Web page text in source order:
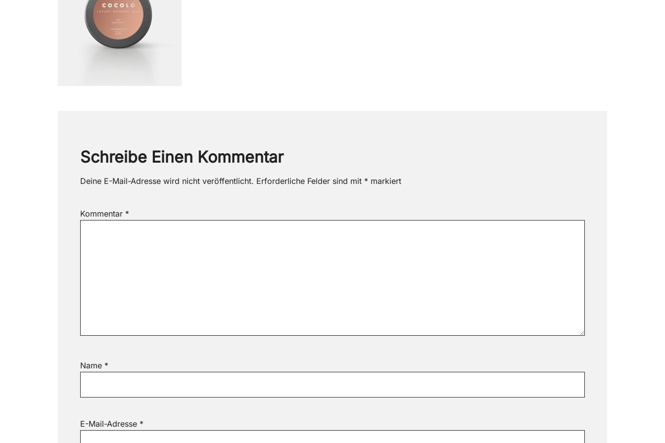
Schreibe Einen Kommentar
Deine E-Mail-Adresse wird nicht veröffentlicht. Erforderliche Felder sind mit * markiert
Kommentar *
Name *
E-Mail-Adresse *